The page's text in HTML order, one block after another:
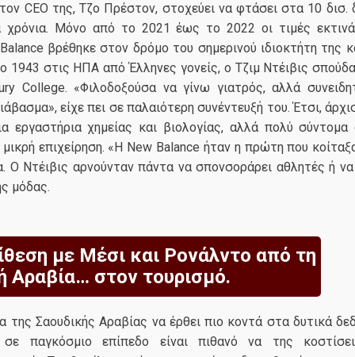
CEO της, Τζο Πρέστον, στοχεύει να φτάσει στα 10 δισ.
χρόνια. Μόνο από το 2021 έως το 2022 οι τιμές
βρέθηκε στον δρόμο του σημερινού ιδιοκτήτη της
1943 στις ΗΠΑ από Έλληνες γονείς, ο Τζιμ Ντέιβις
College. «Φιλοδοξούσα να γίνω γιατρός, αλλά
είχε πει σε παλαιότερη συνέντευξή του. Έτσι,
εργαστήρια χημείας και βιολογίας, αλλά πολύ
μικρή επιχείρηση. «Η New Balance ήταν η πρώτη που
Ο Ντέιβις αρνούνταν πάντα να σπονσοράρει αθλητές ή
μόδας.
με Μέσι και Ρονάλντο από τη
Αραβία… στον τουρισμό.
της Σαουδικής Αραβίας να έρθει πιο κοντά στα δυτικά
σε παγκόσμιο επίπεδο είναι πιθανό να της